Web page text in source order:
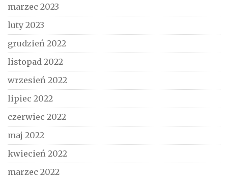
marzec 2023
luty 2023
grudzień 2022
listopad 2022
wrzesień 2022
lipiec 2022
czerwiec 2022
maj 2022
kwiecień 2022
marzec 2022